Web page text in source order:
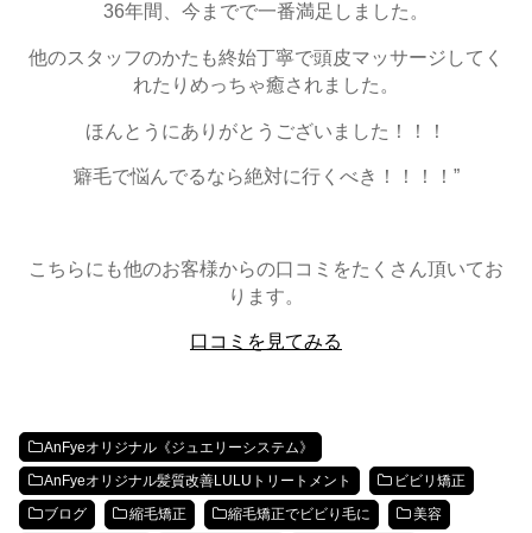
36年間、今までで一番満足しました。
他のスタッフのかたも終始丁寧で頭皮マッサージしてく
れたりめっちゃ癒されました。
ほんとうにありがとうございました！！！
癖毛で悩んでるなら絶対に行くべき！！！！”
こちらにも他のお客様からの口コミをたくさん頂いてお
ります。
口コミを見てみる
AnFyeオリジナル《ジュエリーシステム》
AnFyeオリジナル髪質改善LULUトリートメント ビビリ矯正
ブログ 縮毛矯正 縮毛矯正でビビり毛に 美容